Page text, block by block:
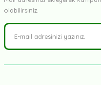
olabilirsiniz.